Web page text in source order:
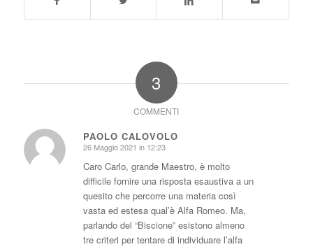
3
COMMENTI
PAOLO CALOVOLO
dice:
26 Maggio 2021 in 12:23
Caro Carlo, grande Maestro, è molto
difficile fornire una risposta esaustiva a un
quesito che percorre una materia così
vasta ed estesa qual’è Alfa Romeo. Ma,
parlando del “Biscione” esistono almeno
tre criteri per tentare di individuare l’alfa